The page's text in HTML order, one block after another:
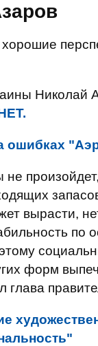
Николай
ошибках
вырасти,
форм
глава